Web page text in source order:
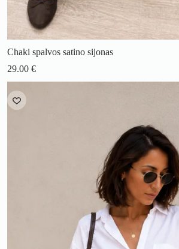
Chaki spalvos satino sijonas
29.00€